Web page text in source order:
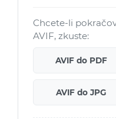
Chcete-li
AVIF, zkuste:
AVIF do PDF
AVIF do JPG